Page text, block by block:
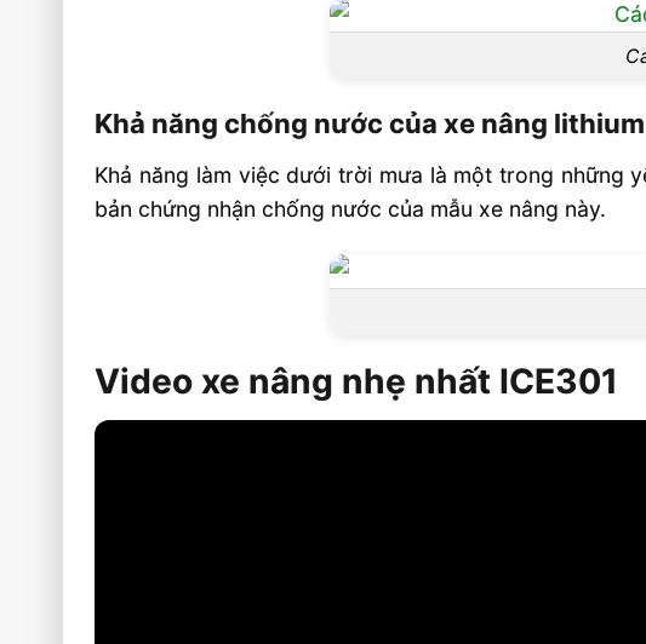
Khả năng chống nước của xe nâng
Khả năng làm việc dưới trời mưa là một trong những
bản chứng nhận chống nước của mẫu xe nâng này.
Video xe nâng nhẹ nhất ICE301